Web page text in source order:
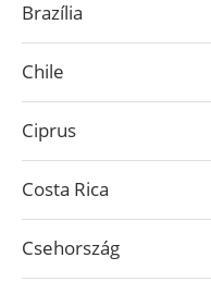
Brazília
Chile
Ciprus
Costa Rica
Csehország